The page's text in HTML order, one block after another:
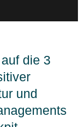
die 3
und